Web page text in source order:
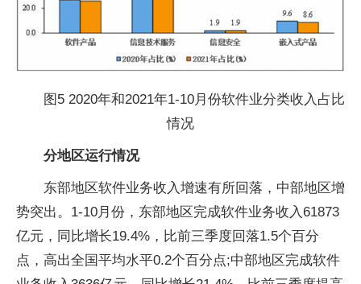
图5 2020年和2021年1-10月份软件业分类收入占比
情况
分地区运行情况
东部地区软件业务收入增速有所回落，中部地区增
势突出。1-10月份，东部地区完成软件业务收入61873
亿元，同比增长19.4%，比前三季度回落1.5个百分
点，高出全国平均水平0.2个百分点;中部地区完成软件